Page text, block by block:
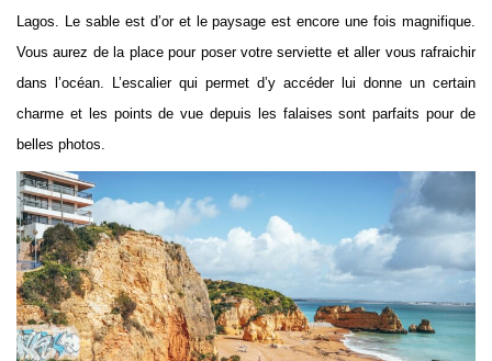
Lagos. Le sable est d’or et le paysage est encore une fois magnifique.
Vous aurez de la place pour poser votre serviette et aller vous rafraichir
dans l’océan. L’escalier qui permet d’y accéder lui donne un certain
charme et les points de vue depuis les falaises sont parfaits pour de
belles photos.